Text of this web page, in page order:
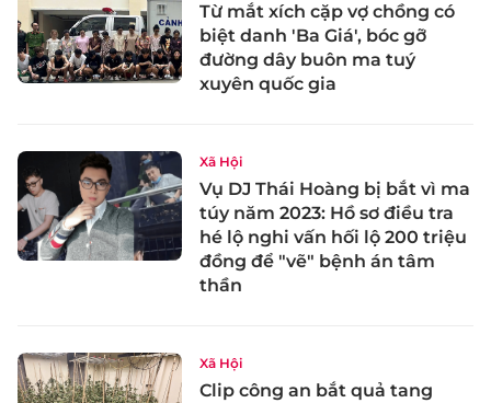
Từ mắt xích cặp vợ chồng có
biệt danh 'Ba Giá', bóc gỡ
đường dây buôn ma tuý
xuyên quốc gia
Xã Hội
Vụ DJ Thái Hoàng bị bắt vì ma
túy năm 2023: Hồ sơ điều tra
hé lộ nghi vấn hối lộ 200 triệu
đồng để "vẽ" bệnh án tâm
thần
Xã Hội
Clip công an bắt quả tang